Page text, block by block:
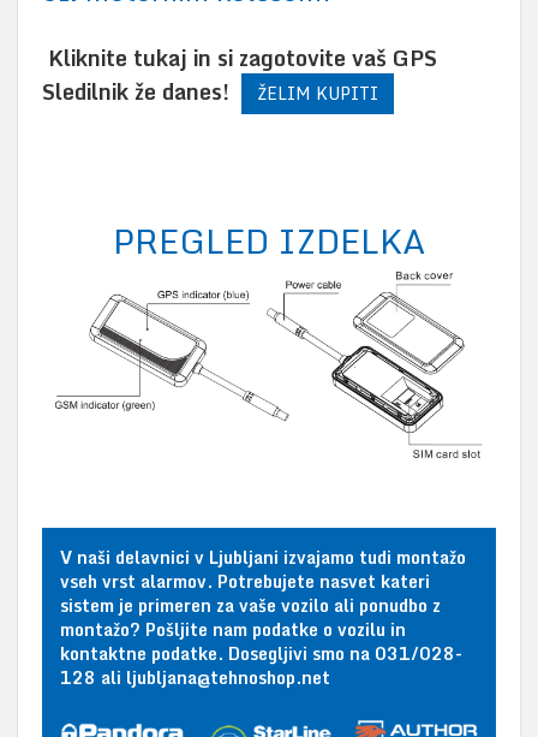
Kliknite tukaj in si zagotovite vaš GPS
Sledilnik že danes!
ŽELIM KUPITI
PREGLED IZDELKA
V naši delavnici v Ljubljani izvajamo tudi montažo
vseh vrst alarmov. Potrebujete nasvet kateri
sistem je primeren za vaše vozilo ali ponudbo z
montažo? Pošljite nam podatke o vozilu in
kontaktne podatke. Dosegljivi smo na 031/028-
128 ali ljubljana@tehnoshop.net